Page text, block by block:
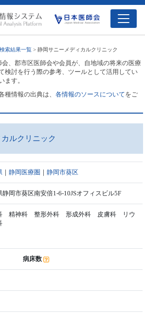
検索結果一覧 > 静岡サニーメディカルクリニック
、郡市区医師会や会員が、自地域の将来の医療
検討を行う際の参考、ツールとして活用してい
ます。
種情報の出典は、各情報のソースについてをご
ルクリニック
｜静岡医療圏 ｜静岡市葵区
静岡市葵区南安倍1-6-10JSオフィスビル5F
精神科 整形外科 形成外科 皮膚科 リウ
病床数